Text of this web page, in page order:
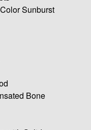
Sunburst
Bone